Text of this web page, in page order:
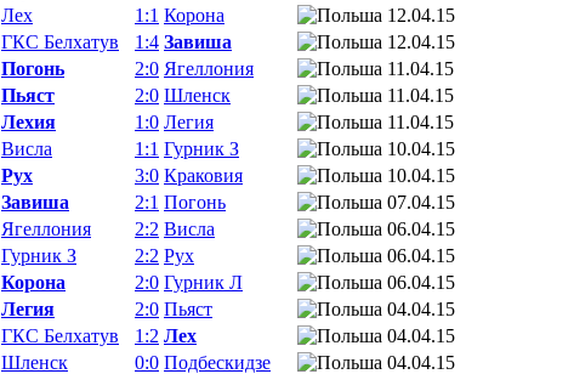
Лех
1:1 Корона
12.04.15
ГКС Белхатув
1:4 Завиша
12.04.15
Погонь
2:0 Ягеллония
11.04.15
Пьяст
2:0 Шленск
11.04.15
Лехия
1:0 Легия
11.04.15
Висла
1:1 Гурник З
10.04.15
Рух
3:0 Краковия
10.04.15
Завиша
2:1 Погонь
07.04.15
Ягеллония
2:2 Висла
06.04.15
Гурник З
2:2 Рух
06.04.15
Корона
2:0 Гурник Л
06.04.15
Легия
2:0 Пьяст
04.04.15
ГКС Белхатув
1:2 Лех
04.04.15
Шленск
0:0 Подбескидзе
04.04.15